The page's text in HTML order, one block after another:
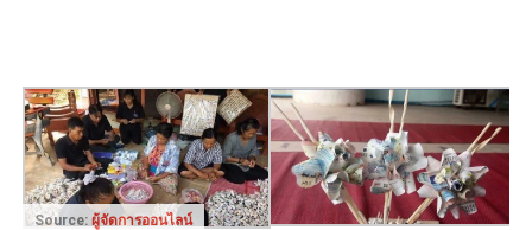
Source: ผู้จัดการออนไลน์